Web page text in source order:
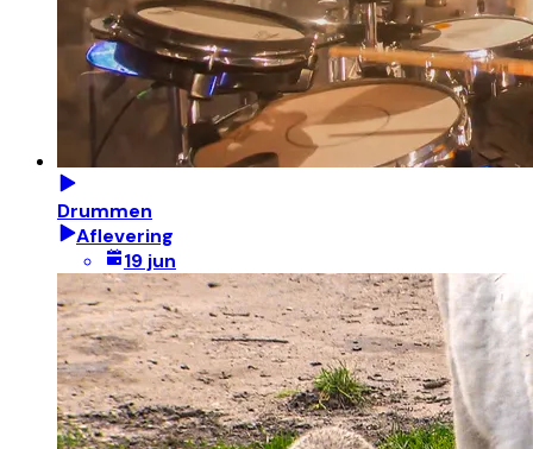
Drummen
Aflevering
19 jun